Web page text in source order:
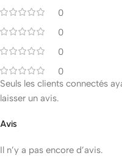
0
0
0
0
Avis
Il n’y a pas encore d’avis.
Seuls les clients connectés
laisser un avis.